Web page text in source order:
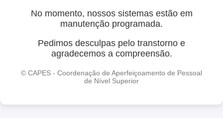
No momento, nossos sistemas estão em
manutenção programada.
Pedimos desculpas pelo transtorno e
agradecemos a compreensão.
© CAPES - Coordenação de Aperfeiçoamento de Pessoal
de Nível Superior